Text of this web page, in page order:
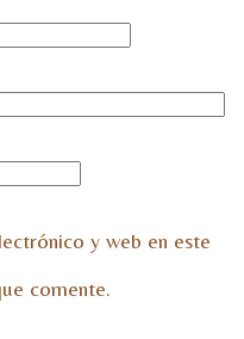
y web en este
comente.